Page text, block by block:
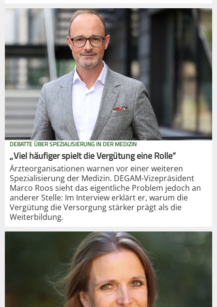
DEBATTE ÜBER SPEZIALISIERUNG IN DER MEDIZIN
„Viel häufiger spielt die Vergütung eine Rolle“
Ärzteorganisationen warnen vor einer weiteren
Spezialisierung der Medizin. DEGAM-Vizepräsident
Marco Roos sieht das eigentliche Problem jedoch an
anderer Stelle: Im Interview erklärt er, warum die
Vergütung die Versorgung stärker prägt als die
Weiterbildung.